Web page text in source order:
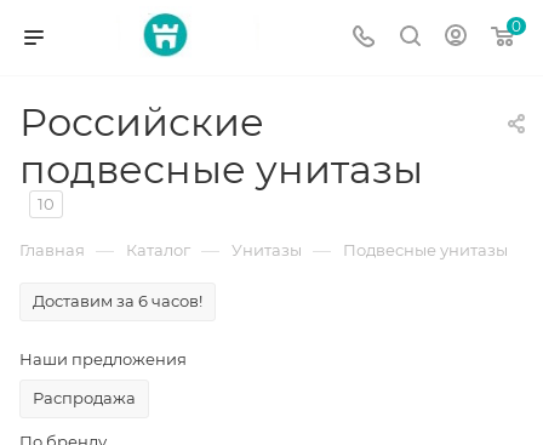
0
Российские
подвесные унитазы
10
Главная — Каталог — Унитазы — Подвесные унитазы
Доставим за 6 часов!
Наши предложения
Распродажа